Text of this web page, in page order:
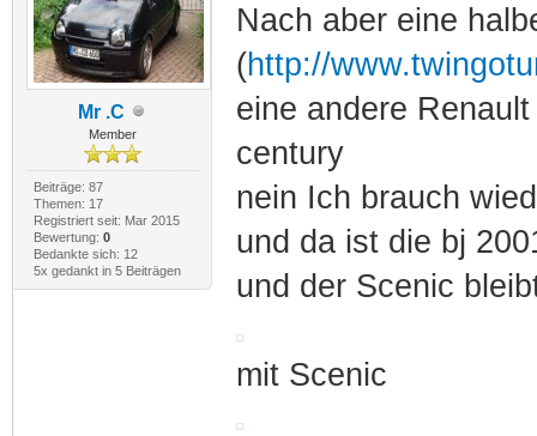
Mr .C
Member
Beiträge: 87
Themen: 17
Registriert seit: Mar 2015
Bewertung: 0
Bedankte sich: 12
5x gedankt in 5 Beiträgen
Nach aber eine
(http://
eine andere
century
nein Ich brauch
und da ist die bj
und der Scenic
mit Scenic